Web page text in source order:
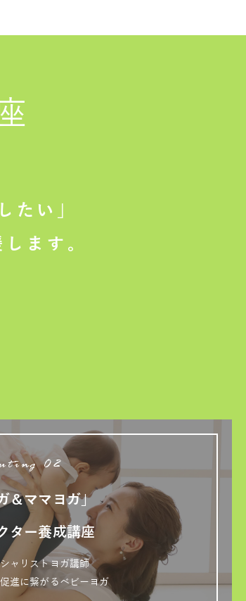
たい」
ます。
02
＆ママヨガ」
ター養成講座
ャリストヨガ講師
進に繋がるベビーヨガ